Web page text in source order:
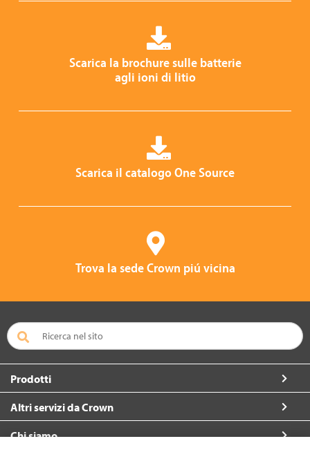
Scarica la brochure sulle batterie
agli ioni di litio
Scarica il catalogo One Source
Trova la sede Crown piú vicina
Prodotti
Altri servizi da Crown
Chi siamo